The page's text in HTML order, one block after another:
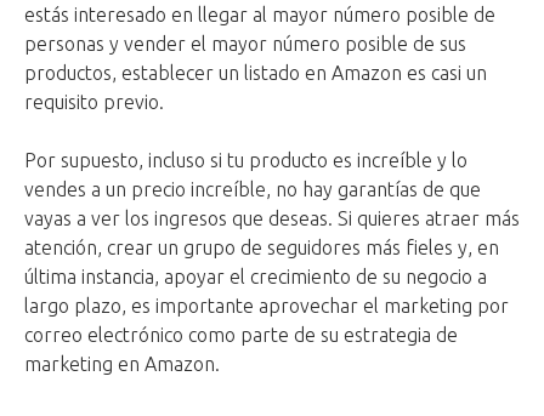
estás interesado en llegar al mayor número posible de
personas y vender el mayor número posible de sus
productos, establecer un listado en Amazon es casi un
requisito previo.
Por supuesto, incluso si tu producto es increíble y lo
vendes a un precio increíble, no hay garantías de que
vayas a ver los ingresos que deseas. Si quieres atraer más
atención, crear un grupo de seguidores más fieles y, en
última instancia, apoyar el crecimiento de su negocio a
largo plazo, es importante aprovechar el marketing por
correo electrónico como parte de su estrategia de
marketing en Amazon.